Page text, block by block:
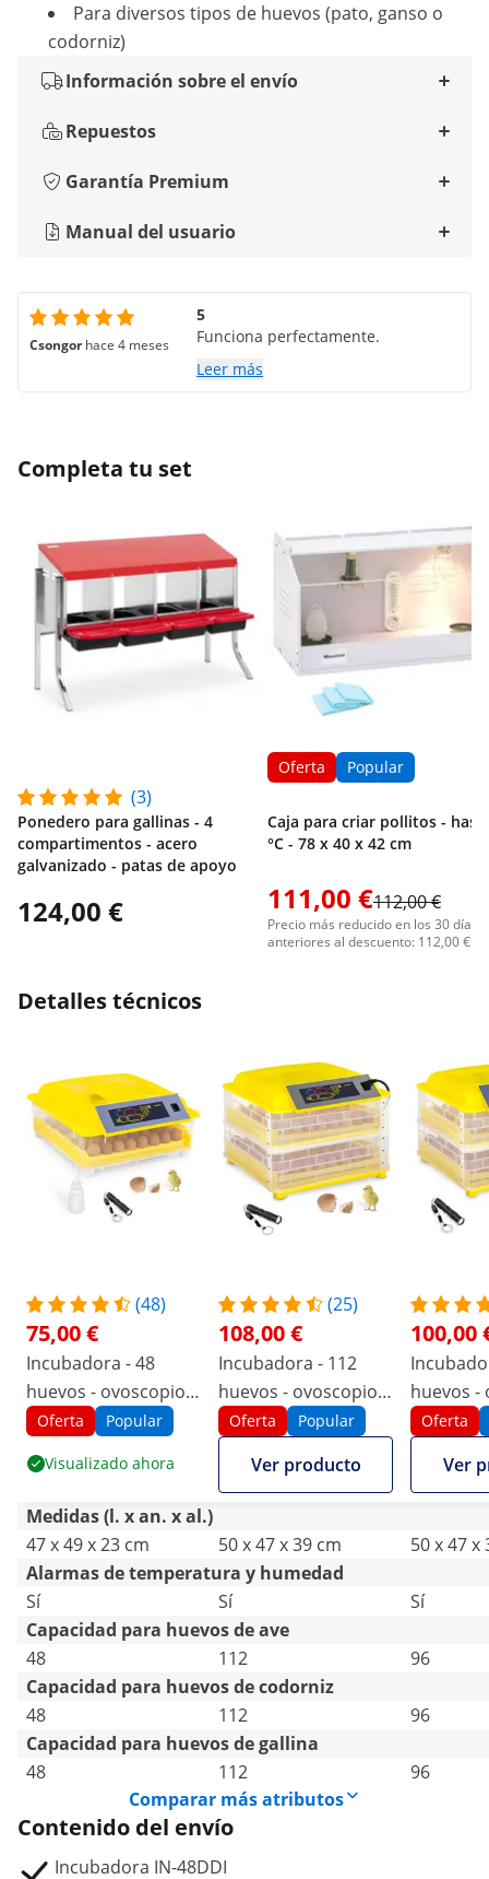
Para diversos tipos de huevos (pato, ganso o
codorniz)
Información sobre el envío
Repuestos
Garantía Premium
Manual del usuario
Csongor hace 4 meses
5
Funciona perfectamente.
Leer más
Completa tu set
(3)
Ponedero para gallinas - 4
compartimentos - acero
galvanizado - patas de apoyo
124,00 €
Oferta Popular
Caja para criar pollitos -
°C - 78 x 40 x 42 cm
111,00 €112,00 €
Precio más reducido en los 30 días
anteriores al descuento: 112,00 €
Detalles técnicos
(48)
75,00 €
Incubadora - 48
huevos - ovoscopio y
dispensador de agua
automática
Oferta Popular
Visualizado ahora
(25)
108,00 €
Incubadora - 112
huevos - ovoscopio
incluido - totalmente
automática
Oferta Popular
Ver producto
100,00
huevos -
Oferta
Ver
Medidas (l. x an. x al.)
47 x 49 x 23 cm
50 x 47 x 39 cm
50 x 47 x
Alarmas de temperatura y humedad
Sí
Sí
Sí
Capacidad para huevos de ave
48
112
96
Capacidad para huevos de codorniz
48
112
96
Capacidad para huevos de gallina
48
112
96
Comparar más atributos
Contenido del envío
Incubadora IN-48DDI